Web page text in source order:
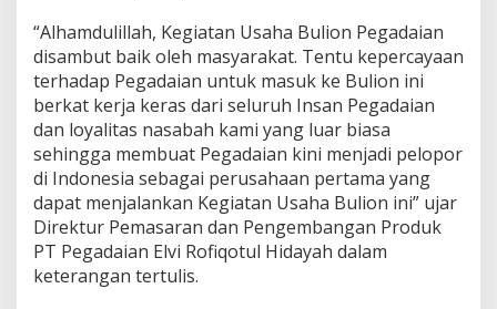
s
i
t
o
E
a
s
T
e
m
b
u
s
“Alhamdulillah, Kegiatan Usaha Bulion Pegadaian
disambut baik oleh masyarakat. Tentu kepercayaan
terhadap Pegadaian untuk masuk ke Bulion ini
berkat kerja keras dari seluruh Insan Pegadaian
dan loyalitas nasabah kami yang luar biasa
sehingga membuat Pegadaian kini menjadi pelopor
di Indonesia sebagai perusahaan pertama yang
dapat menjalankan Kegiatan Usaha Bulion ini” ujar
Direktur Pemasaran dan Pengembangan Produk
PT Pegadaian Elvi Rofiqotul Hidayah dalam
keterangan tertulis.